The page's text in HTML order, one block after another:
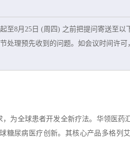
至8月25日 (周四) 之前把提问寄送至以
处理预先收到的问题。如会议时间许
为全球患者开发全新疗法。华领医药
尿病医疗创新。其核心产品多格列